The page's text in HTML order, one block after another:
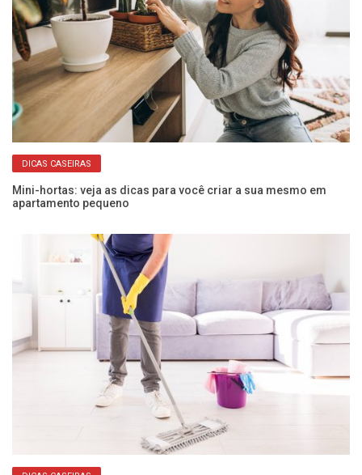
DICAS CASEIRAS
Mini-hortas: veja as dicas para você criar a sua mesmo em
apartamento pequeno